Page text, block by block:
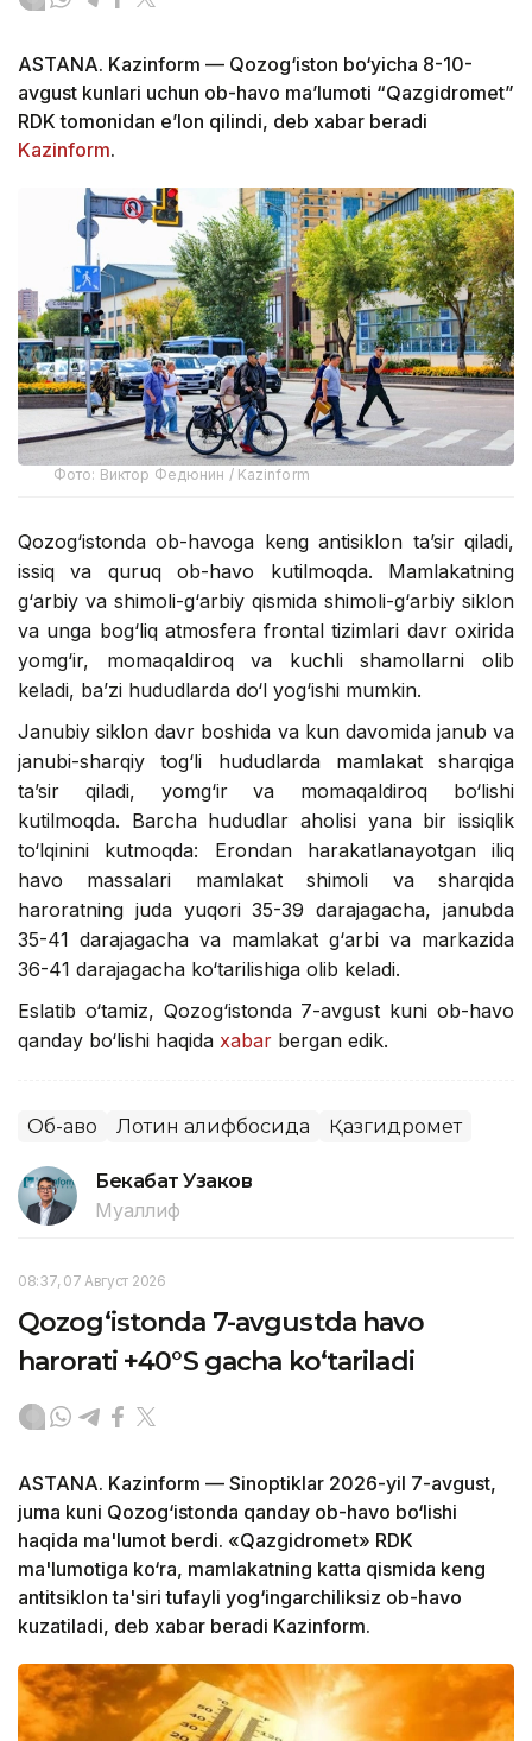
ASTANA. Kazinform — Qozog‘iston bo‘yicha 8-10-
avgust kunlari uchun ob-havo ma’lumoti “Qazgidromet”
RDK tomonidan e’lon qilindi, deb xabar beradi
Kazinform.
Фото: Виктор Федюнин / Kazinform
Qozog‘istonda ob-havoga keng antisiklon ta’sir qiladi,
issiq va quruq ob-havo kutilmoqda. Mamlakatning
g‘arbiy va shimoli-g‘arbiy qismida shimoli-g‘arbiy siklon
va unga bog‘liq atmosfera frontal tizimlari davr oxirida
yomg‘ir, momaqaldiroq va kuchli shamollarni olib
keladi, ba’zi hududlarda do‘l yog‘ishi mumkin.
Janubiy siklon davr boshida va kun davomida janub va
janubi-sharqiy tog‘li hududlarda mamlakat sharqiga
ta’sir qiladi, yomg‘ir va momaqaldiroq bo‘lishi
kutilmoqda. Barcha hududlar aholisi yana bir issiqlik
to‘lqinini kutmoqda: Erondan harakatlanayotgan iliq
havo massalari mamlakat shimoli va sharqida
haroratning juda yuqori 35-39 darajagacha, janubda
35-41 darajagacha va mamlakat g‘arbi va markazida
36-41 darajagacha ko‘tarilishiga olib keladi.
Eslatib o‘tamiz, Qozog‘istonda 7-avgust kuni ob-havo
qanday bo‘lishi haqida xabar bergan edik.
Об-ҳаво Лотин алифбосида Қазгидромет
Бекабат Узаков
Муаллиф
08:37, 07 Август 2026
Qozog‘istonda 7-avgustda havo
harorati +40°S gacha ko‘tariladi
ASTANA. Kazinform — Sinoptiklar 2026-yil 7-avgust,
juma kuni Qozog‘istonda qanday ob-havo bo‘lishi
haqida ma'lumot berdi. «Qazgidromet» RDK
ma'lumotiga ko‘ra, mamlakatning katta qismida keng
antitsiklon ta'siri tufayli yog‘ingarchiliksiz ob-havo
kuzatiladi, deb xabar beradi Kazinform.